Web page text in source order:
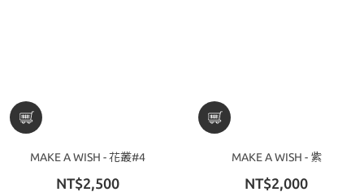
MAKE A WISH - 花叢#4
NT$2,500
MAKE A WISH - 紫
NT$2,000